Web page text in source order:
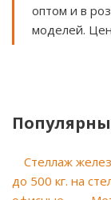
оптом и в
моделей.
Стеллаж
до 500 кг. на